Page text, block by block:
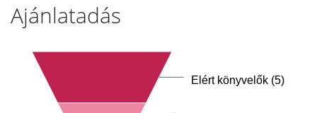
Ajánlatadás
Elért könyvelők (5)